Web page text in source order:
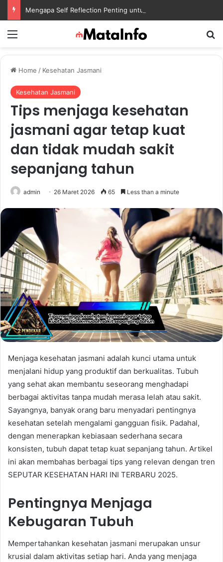
Home / Kesehatan Jasmani
Kesehatan Jasmani
Tips menjaga kesehatan
jasmani agar tetap kuat
dan tidak mudah sakit
sepanjang tahun
admin 26 Maret 2026 65 Less than a minute
Menjaga kesehatan jasmani adalah kunci utama untuk
menjalani hidup yang produktif dan berkualitas. Tubuh
yang sehat akan membantu seseorang menghadapi
berbagai aktivitas tanpa mudah merasa lelah atau sakit.
Sayangnya, banyak orang baru menyadari pentingnya
kesehatan setelah mengalami gangguan fisik. Padahal,
dengan menerapkan kebiasaan sederhana secara
konsisten, tubuh dapat tetap kuat sepanjang tahun. Artikel
ini akan membahas berbagai tips yang relevan dengan tren
SEPUTAR KESEHATAN HARI INI TERBARU 2025.
Pentingnya Menjaga
Kebugaran Tubuh
Mempertahankan kesehatan jasmani merupakan unsur
krusial dalam aktivitas setiap hari. Anda yang menjaga